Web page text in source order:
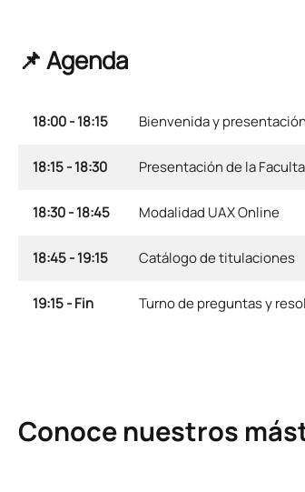
📌 Agenda
18:00 - 18:15 Bienvenida y
18:15 - 18:30 Presentación de la
18:30 - 18:45 Modalidad UAX Online
18:45 - 19:15 Catálogo de titulaciones
19:15 - Fin Turno de preguntas y
Conoce nuestros